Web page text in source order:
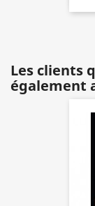
Les clients
également